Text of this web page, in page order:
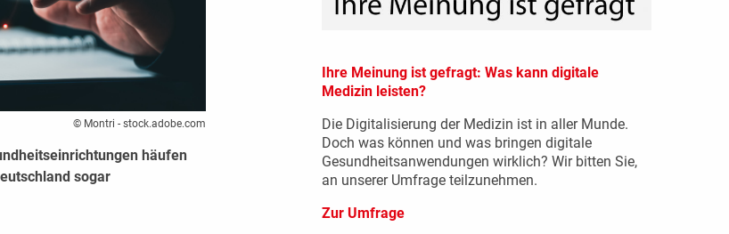
© Montri - stock.adobe.com
häufen
sogar
Ihre Meinung ist gefragt: Was kann digitale
Medizin leisten?
Die Digitalisierung der Medizin ist in aller Munde.
Doch was können und was bringen digitale
Gesundheitsanwendungen wirklich? Wir bitten Sie,
an unserer Umfrage teilzunehmen.
Zur Umfrage